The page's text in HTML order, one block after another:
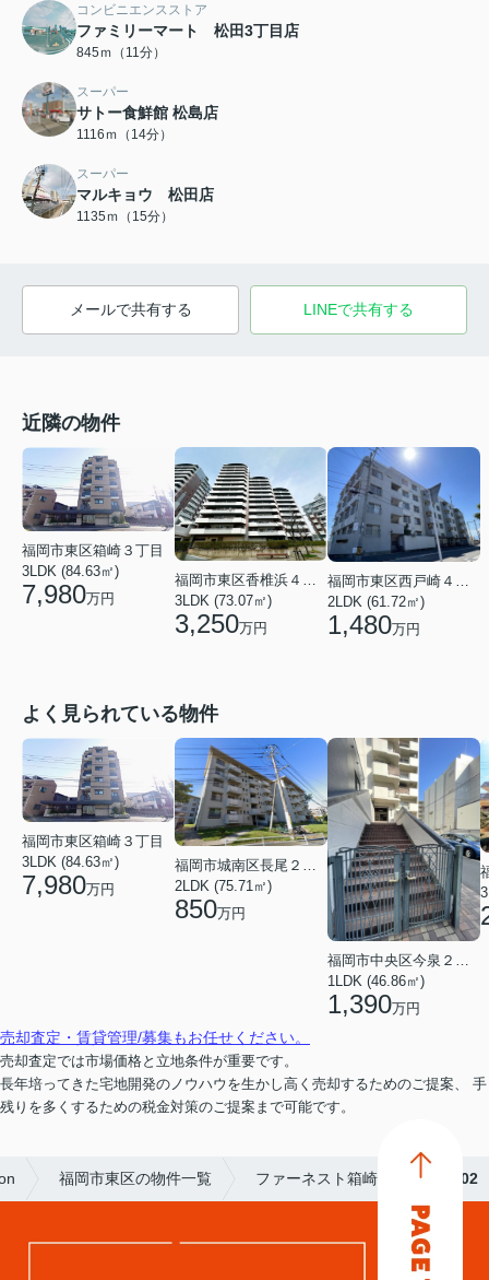
コンビニエンスストア
ファミリーマート 松田3丁目店
845ｍ（11分）
スーパー
サトー食鮮館 松島店
1116ｍ（14分）
スーパー
マルキョウ 松田店
1135ｍ（15分）
メールで共有する LINEで共有する
近隣の物件
福岡市東区箱崎３丁目
3LDK (84.63㎡)
7,980万円
3LDK (73.07㎡)
3,250万円
2LDK (61.72㎡)
1,480万円
よく見られている物件
福岡市東区箱崎３丁目
3LDK (84.63㎡)
7,980万円
2LDK (75.71㎡)
850万円
福岡市中央区今泉２丁目
1LDK (46.86㎡)
1,390万円
売却査定・賃貸管理/募集もお任せください。
売却査定では市場価格と立地条件が重要です。
長年培ってきた宅地開発のノウハウを生かし高く売却するためのご提案、 手
残りを多くするための税金対策のご提案まで可能です。
福岡市東区の物件一覧 ファーネスト箱崎公園 302